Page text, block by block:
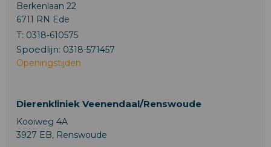
Berkenlaan 22
6711 RN Ede
T: 0318-610575
Spoedlijn: 0318-571457
Openingstijden
Dierenkliniek Veenendaal/Renswoude
Kooiweg 4A
3927 EB, Renswoude